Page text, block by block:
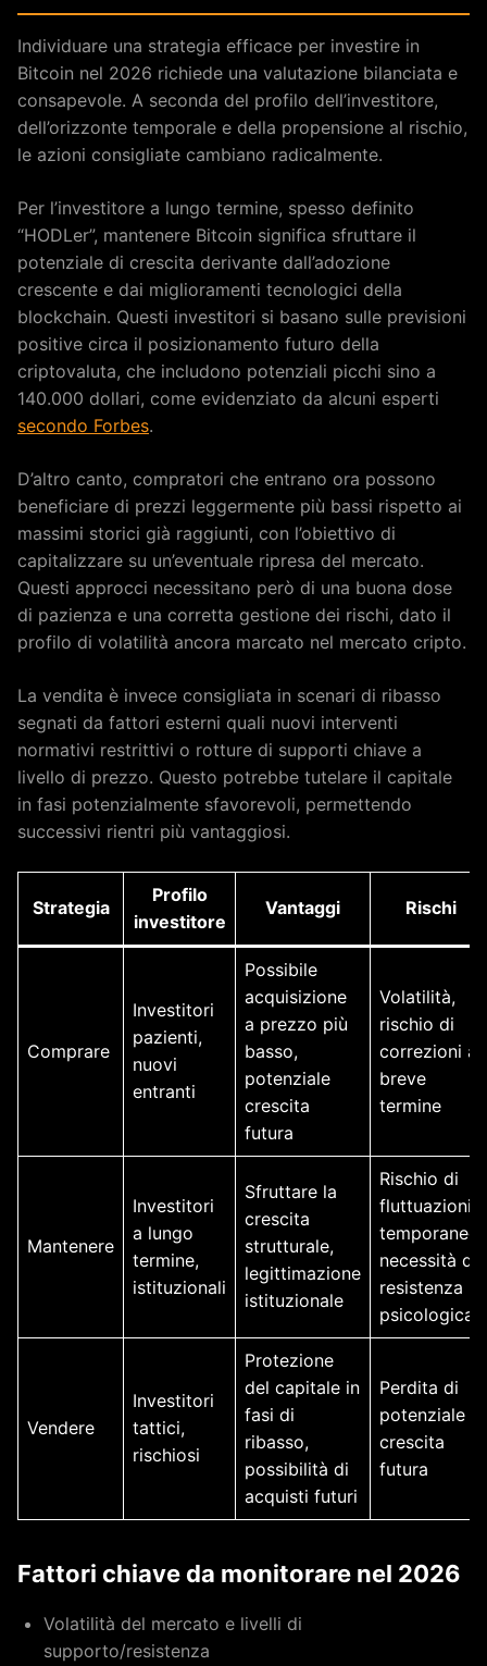
Individuare una strategia efficace per investire in
Bitcoin nel 2026 richiede una valutazione bilanciata e
consapevole. A seconda del profilo dell’investitore,
dell’orizzonte temporale e della propensione al rischio,
le azioni consigliate cambiano radicalmente.
Per l’investitore a lungo termine, spesso definito
“HODLer”, mantenere Bitcoin significa sfruttare il
potenziale di crescita derivante dall’adozione
crescente e dai miglioramenti tecnologici della
blockchain. Questi investitori si basano sulle previsioni
positive circa il posizionamento futuro della
criptovaluta, che includono potenziali picchi sino a
140.000 dollari, come evidenziato da alcuni esperti
secondo Forbes.
D’altro canto, compratori che entrano ora possono
beneficiare di prezzi leggermente più bassi rispetto ai
massimi storici già raggiunti, con l’obiettivo di
capitalizzare su un’eventuale ripresa del mercato.
Questi approcci necessitano però di una buona dose
di pazienza e una corretta gestione dei rischi, dato il
profilo di volatilità ancora marcato nel mercato cripto.
La vendita è invece consigliata in scenari di ribasso
segnati da fattori esterni quali nuovi interventi
normativi restrittivi o rotture di supporti chiave a
livello di prezzo. Questo potrebbe tutelare il capitale
in fasi potenzialmente sfavorevoli, permettendo
successivi rientri più vantaggiosi.
Strategia
Profilo
investitore
Vantaggi Rischi
Comprare
Investitori
pazienti,
nuovi
entranti
Possibile
acquisizione
a prezzo più
basso,
potenziale
crescita
futura
Volatilità,
rischio di
correzioni a
breve
termine
Mantenere
Investitori
a lungo
termine,
istituzionali
Sfruttare la
crescita
strutturale,
legittimazione
istituzionale
Rischio di
fluttuazioni
temporanee,
necessità di
resistenza
psicologica
Vendere
Investitori
tattici,
rischiosi
Protezione
del capitale in
fasi di
ribasso,
possibilità di
acquisti futuri
Perdita di
potenziale
crescita
futura
Fattori chiave da monitorare nel 2026
Volatilità del mercato e livelli di
supporto/resistenza